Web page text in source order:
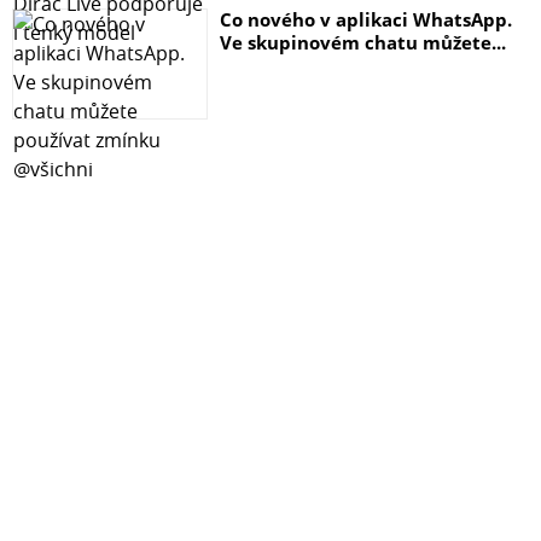
Co nového v aplikaci WhatsApp.
Ve skupinovém chatu můžete...